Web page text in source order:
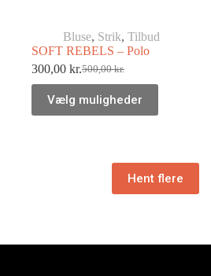
Bluse, Strik, Tilbud
SOFT REBELS – Polo
500,00kr.
300,00 kr.
Vælg muligheder
Hent flere